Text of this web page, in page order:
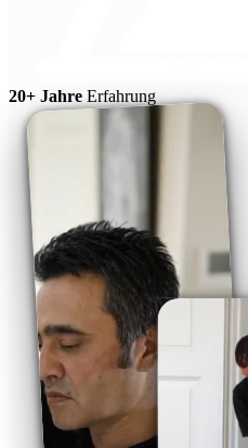
20+ Jahre Erfahrung